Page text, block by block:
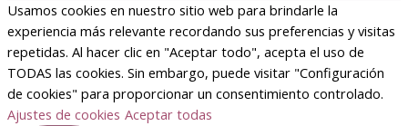
Usamos cookies en nuestro sitio web para brindarle la
experiencia más relevante recordando sus preferencias y visitas
repetidas. Al hacer clic en "Aceptar todo", acepta el uso de
TODAS las cookies. Sin embargo, puede visitar "Configuración
de cookies" para proporcionar un consentimiento controlado.
Ajustes de cookies Aceptar todas